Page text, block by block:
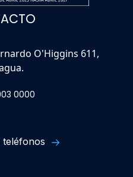
O'Higgins 611,
0000
teléfonos